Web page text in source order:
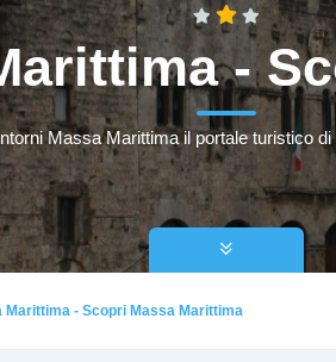
-
Massa Marittima il portale turistico
Marittima - Scopri Massa Marittima